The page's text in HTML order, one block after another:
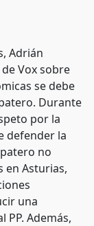
Adrián
Vox sobre
se debe
Durante
por la
defender la
no
en Asturias,
una
PP. Además,